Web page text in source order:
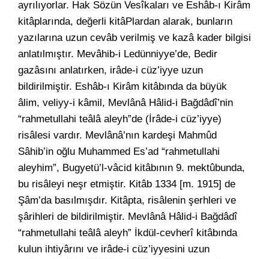
ayrılıyorlar. Hak Sözün Vesîkaları ve Eshâb-ı Kirâm
kitâplarında, değerli kitâPlardan alarak, bunların
yazılarına uzun cevâb verilmiş ve kazâ kader bilgisi
anlatılmıştır. Mevâhib-i Ledünniyye’de, Bedir
gazâsını anlatırken, irâde-i cüz’iyye uzun
bildirilmiştir. Eshâb-ı Kirâm kitâbında da büyük
âlim, veliyy-i kâmil, Mevlânâ Hâlid-i Bağdâdî’nin
“rahmetullahi teâlâ aleyh”de (İrâde-i cüz’iyye)
risâlesi vardır. Mevlânâ’nın kardeşi Mahmûd
Sâhib’in oğlu Muhammed Es’ad “rahmetullahi
aleyhim”, Bugyetü’l-vâcid kitâbının 9. mektûbunda,
bu risâleyi neşr etmiştir. Kitâb 1334 [m. 1915] de
Şâm’da basılmışdır. Kitâpta, risâlenin şerhleri ve
şârihleri de bildirilmiştir. Mevlânâ Hâlid-i Bağdâdî
“rahmetullahi teâlâ aleyh” İkdül-cevherî kitâbında
kulun ihtiyârını ve irâde-i cüz’iyyesini uzun